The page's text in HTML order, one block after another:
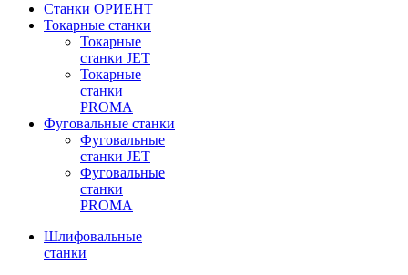
Станки ОРИЕНТ
Токарные станки
Toкарные
станки JET
Токарные
станки
PROMA
Фуговальные станки
Фуговальные
станки JET
Фуговальные
станки
PROMA
Шлифовальные
станки